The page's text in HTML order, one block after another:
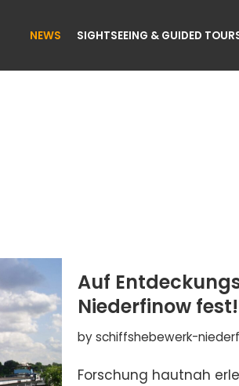
NEWS SIGHTSEEING & GUIDED
Auf
Niederfinow fest!
byschiffshebewerk-
Forschung hautnah